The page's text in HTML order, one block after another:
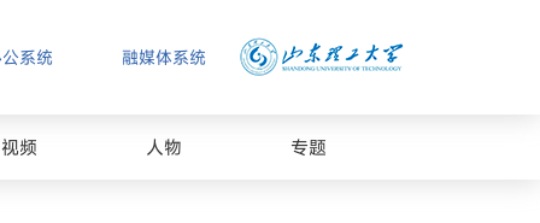
融媒体系统
系统
视频 人物 专题